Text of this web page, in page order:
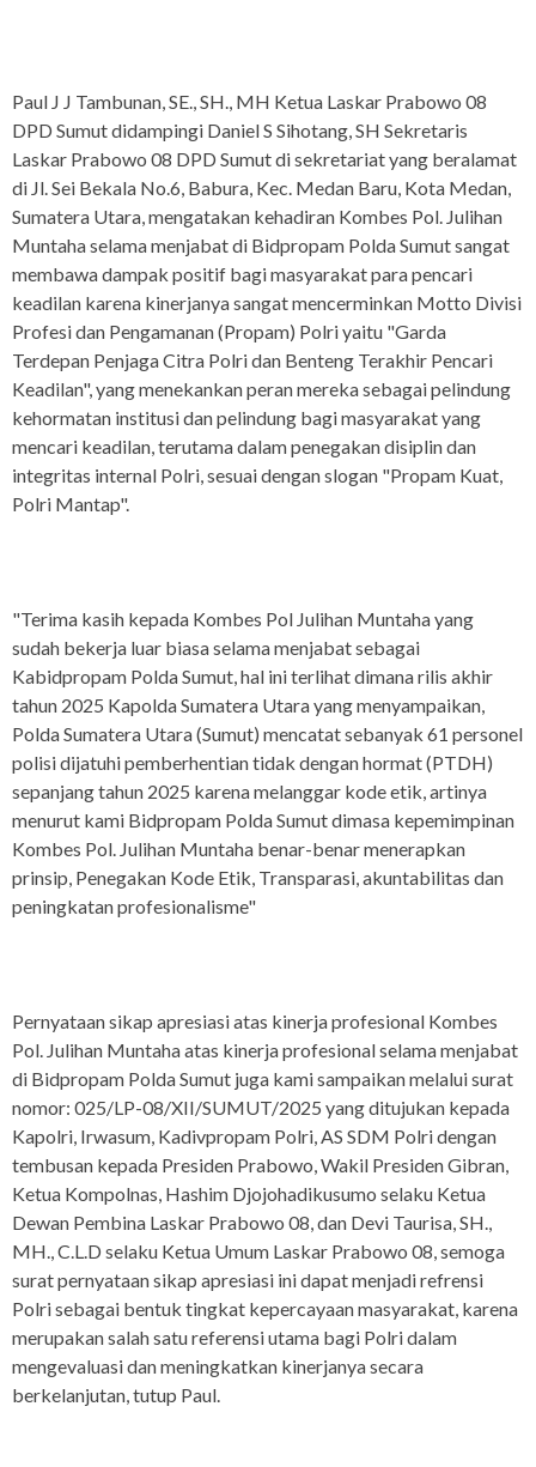
Paul J J Tambunan, SE., SH., MH Ketua Laskar Prabowo 08
DPD Sumut didampingi Daniel S Sihotang, SH Sekretaris
Laskar Prabowo 08 DPD Sumut di sekretariat yang beralamat
di Jl. Sei Bekala No.6, Babura, Kec. Medan Baru, Kota Medan,
Sumatera Utara, mengatakan kehadiran Kombes Pol. Julihan
Muntaha selama menjabat di Bidpropam Polda Sumut sangat
membawa dampak positif bagi masyarakat para pencari
keadilan karena kinerjanya sangat mencerminkan Motto Divisi
Profesi dan Pengamanan (Propam) Polri yaitu "Garda
Terdepan Penjaga Citra Polri dan Benteng Terakhir Pencari
Keadilan", yang menekankan peran mereka sebagai pelindung
kehormatan institusi dan pelindung bagi masyarakat yang
mencari keadilan, terutama dalam penegakan disiplin dan
integritas internal Polri, sesuai dengan slogan "Propam Kuat,
Polri Mantap".
"Terima kasih kepada Kombes Pol Julihan Muntaha yang
sudah bekerja luar biasa selama menjabat sebagai
Kabidpropam Polda Sumut, hal ini terlihat dimana rilis akhir
tahun 2025 Kapolda Sumatera Utara yang menyampaikan,
Polda Sumatera Utara (Sumut) mencatat sebanyak 61 personel
polisi dijatuhi pemberhentian tidak dengan hormat (PTDH)
sepanjang tahun 2025 karena melanggar kode etik, artinya
menurut kami Bidpropam Polda Sumut dimasa kepemimpinan
Kombes Pol. Julihan Muntaha benar-benar menerapkan
prinsip, Penegakan Kode Etik, Transparasi, akuntabilitas dan
peningkatan profesionalisme"
Pernyataan sikap apresiasi atas kinerja profesional Kombes
Pol. Julihan Muntaha atas kinerja profesional selama menjabat
di Bidpropam Polda Sumut juga kami sampaikan melalui surat
nomor: 025/LP-08/XII/SUMUT/2025 yang ditujukan kepada
Kapolri, Irwasum, Kadivpropam Polri, AS SDM Polri dengan
tembusan kepada Presiden Prabowo, Wakil Presiden Gibran,
Ketua Kompolnas, Hashim Djojohadikusumo selaku Ketua
Dewan Pembina Laskar Prabowo 08, dan Devi Taurisa, SH.,
MH., C.L.D selaku Ketua Umum Laskar Prabowo 08, semoga
surat pernyataan sikap apresiasi ini dapat menjadi refrensi
Polri sebagai bentuk tingkat kepercayaan masyarakat, karena
merupakan salah satu referensi utama bagi Polri dalam
mengevaluasi dan meningkatkan kinerjanya secara
berkelanjutan, tutup Paul.